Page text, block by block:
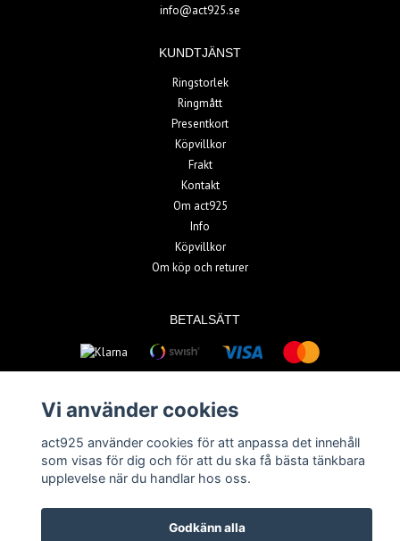
info@act925.se
KUNDTJÄNST
Ringstorlek
Ringmått
Presentkort
Köpvillkor
Frakt
Kontakt
Om act925
Info
Köpvillkor
Om köp och returer
BETALSÄTT
© Copyright 2026 act925
Powered by Quickbutik
Vi använder cookies
act925 använder cookies för att anpassa det innehåll
som visas för dig och för att du ska få bästa tänkbara
upplevelse när du handlar hos oss.
Godkänn alla